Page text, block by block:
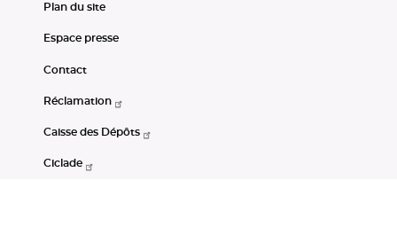
Plan du site
Espace presse
Contact
Réclamation
Caisse des Dépôts
Ciclade